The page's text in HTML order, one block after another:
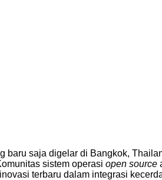
saja digelar di Bangkok,
sistem operasi open source
terbaru dalam integrasi